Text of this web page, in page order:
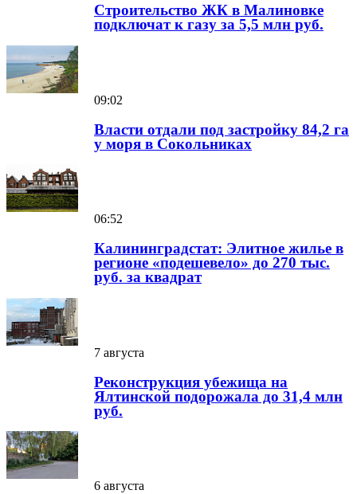
Строительство ЖК в Малиновке
подключат к газу за 5,5 млн руб.
09:02
Власти отдали под застройку 84,2 га
у моря в Сокольниках
06:52
Калининградстат: Элитное жилье в
регионе «подешевело» до 270 тыс.
руб. за квадрат
7 августа
Реконструкция убежища на
Ялтинской подорожала до 31,4 млн
руб.
6 августа